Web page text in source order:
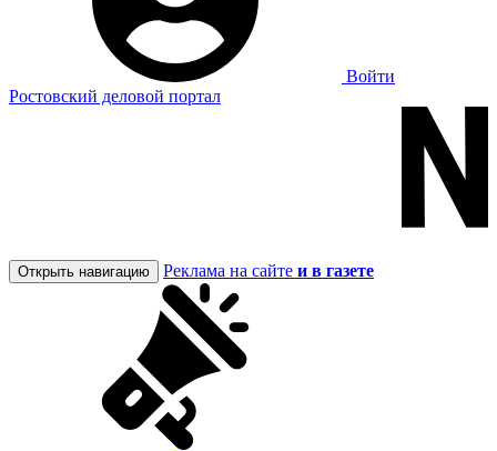
Войти
Ростовский деловой портал
Открыть навигацию Реклама на сайте и в газете